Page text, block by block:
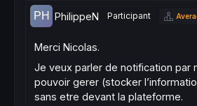
PhilippeN Participant
Merci Nicolas.
Je veux parler de notification par
pouvoir gerer (stocker
sans etre devant la plateforme.